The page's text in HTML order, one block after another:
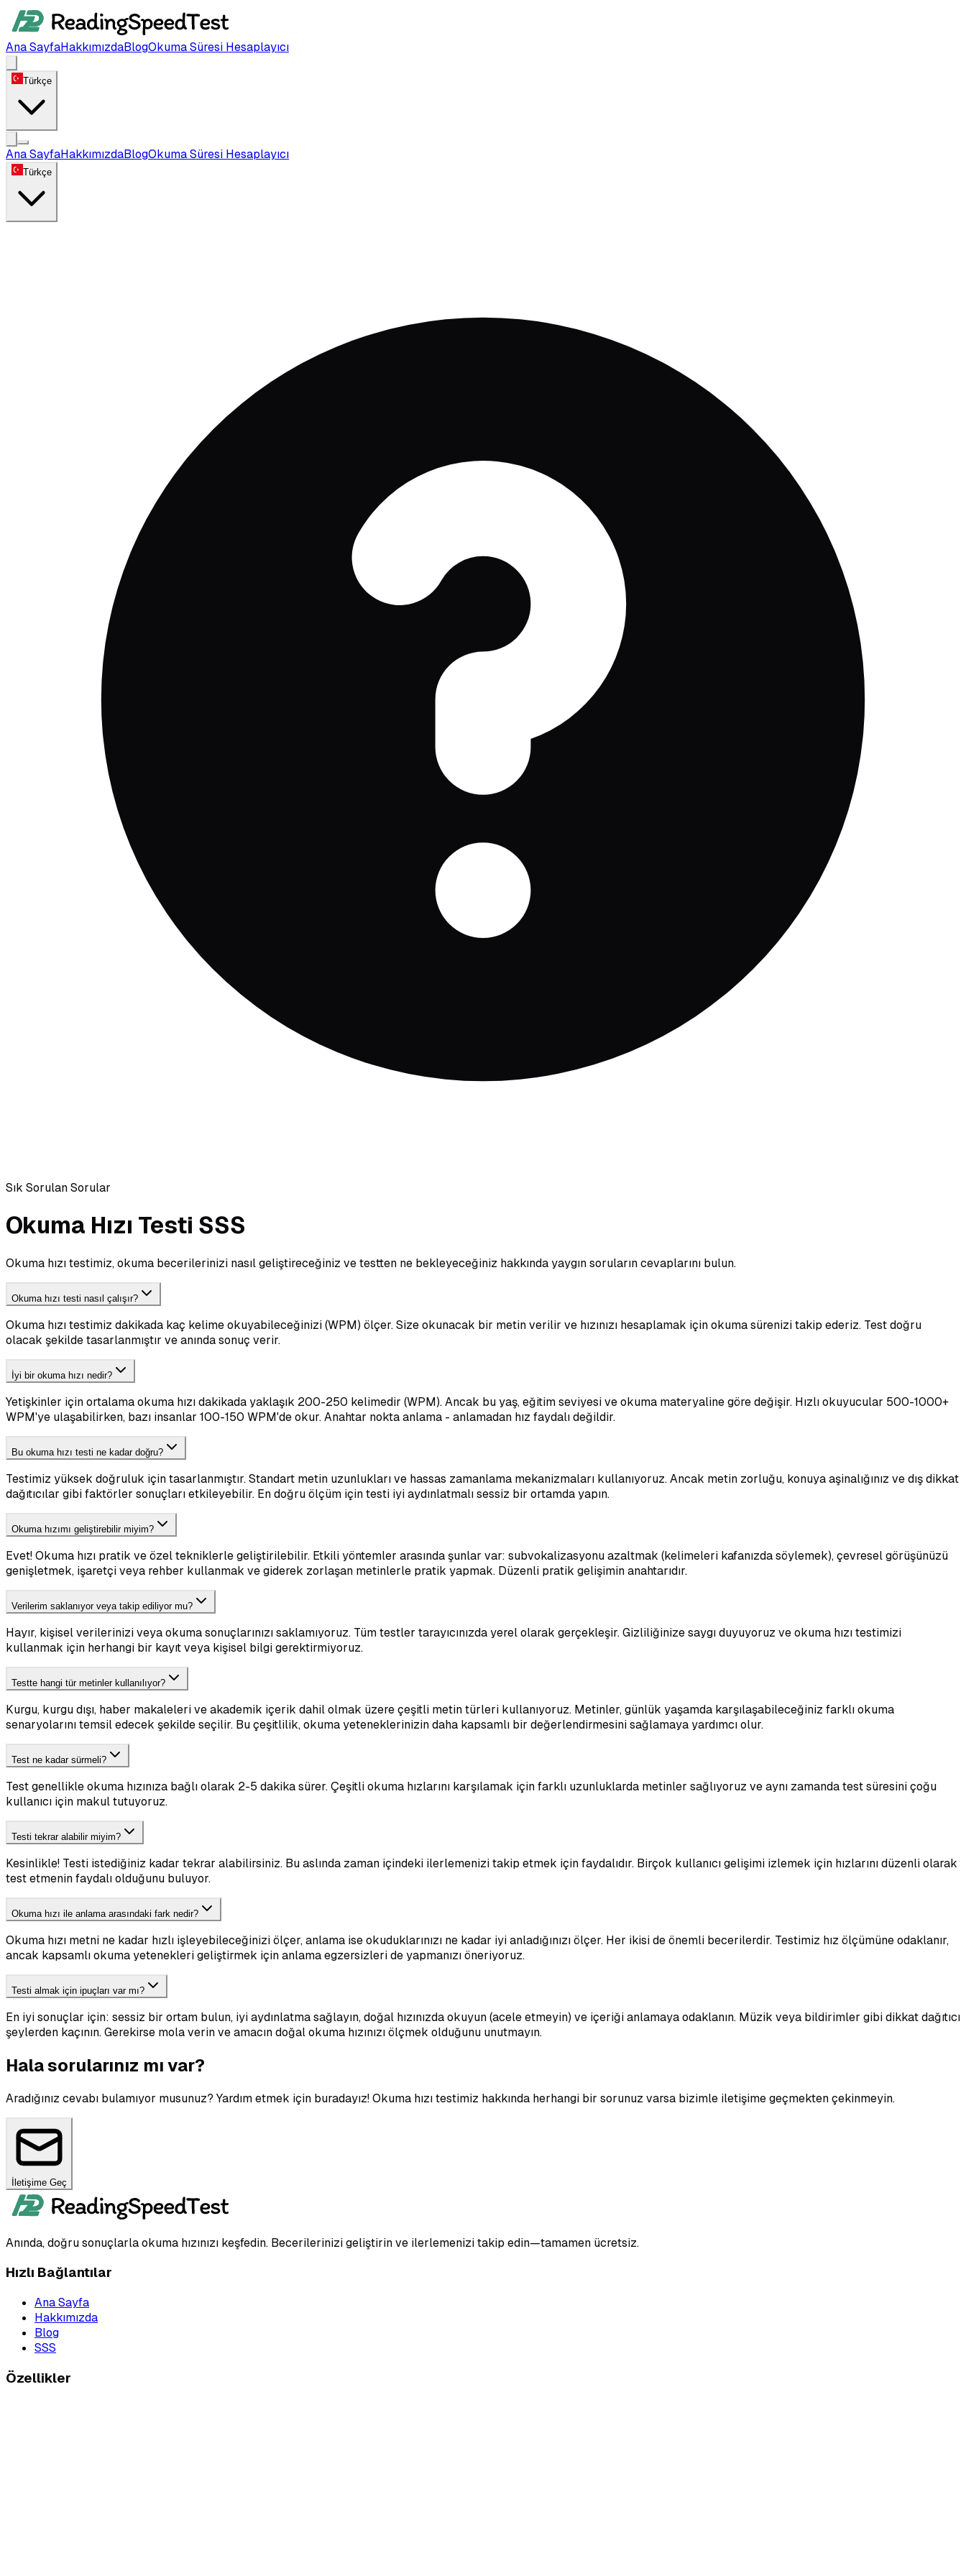
Ana SayfaHakkımızdaBlogOkuma Süresi Hesaplayıcı
Türkçe
Ana SayfaHakkımızdaBlogOkuma Süresi Hesaplayıcı
Türkçe
Sık Sorulan Sorular
Okuma Hızı Testi SSS
Okuma hızı testimiz, okuma becerilerinizi nasıl geliştireceğiniz ve testten ne bekleyeceğiniz hakkında yaygın soruların cevaplarını bulun.
Okuma hızı testi nasıl çalışır?
Okuma hızı testimiz dakikada kaç kelime okuyabileceğinizi (WPM) ölçer. Size okunacak bir metin verilir ve hızınızı hesaplamak için okuma sürenizi takip ederiz. Test doğru
olacak şekilde tasarlanmıştır ve anında sonuç verir.
İyi bir okuma hızı nedir?
Yetişkinler için ortalama okuma hızı dakikada yaklaşık 200-250 kelimedir (WPM). Ancak bu yaş, eğitim seviyesi ve okuma materyaline göre değişir. Hızlı okuyucular 500-1000+
WPM'ye ulaşabilirken, bazı insanlar 100-150 WPM'de okur. Anahtar nokta anlama - anlamadan hız faydalı değildir.
Bu okuma hızı testi ne kadar doğru?
Testimiz yüksek doğruluk için tasarlanmıştır. Standart metin uzunlukları ve hassas zamanlama mekanizmaları kullanıyoruz. Ancak metin zorluğu, konuya aşinalığınız ve dış dikkat
dağıtıcılar gibi faktörler sonuçları etkileyebilir. En doğru ölçüm için testi iyi aydınlatmalı sessiz bir ortamda yapın.
Okuma hızımı geliştirebilir miyim?
Evet! Okuma hızı pratik ve özel tekniklerle geliştirilebilir. Etkili yöntemler arasında şunlar var: subvokalizasyonu azaltmak (kelimeleri kafanızda söylemek), çevresel görüşünüzü
genişletmek, işaretçi veya rehber kullanmak ve giderek zorlaşan metinlerle pratik yapmak. Düzenli pratik gelişimin anahtarıdır.
Verilerim saklanıyor veya takip ediliyor mu?
Hayır, kişisel verilerinizi veya okuma sonuçlarınızı saklamıyoruz. Tüm testler tarayıcınızda yerel olarak gerçekleşir. Gizliliğinize saygı duyuyoruz ve okuma hızı testimizi
kullanmak için herhangi bir kayıt veya kişisel bilgi gerektirmiyoruz.
Testte hangi tür metinler kullanılıyor?
Kurgu, kurgu dışı, haber makaleleri ve akademik içerik dahil olmak üzere çeşitli metin türleri kullanıyoruz. Metinler, günlük yaşamda karşılaşabileceğiniz farklı okuma
senaryolarını temsil edecek şekilde seçilir. Bu çeşitlilik, okuma yeteneklerinizin daha kapsamlı bir değerlendirmesini sağlamaya yardımcı olur.
Test ne kadar sürmeli?
Test genellikle okuma hızınıza bağlı olarak 2-5 dakika sürer. Çeşitli okuma hızlarını karşılamak için farklı uzunluklarda metinler sağlıyoruz ve aynı zamanda test süresini çoğu
kullanıcı için makul tutuyoruz.
Testi tekrar alabilir miyim?
Kesinlikle! Testi istediğiniz kadar tekrar alabilirsiniz. Bu aslında zaman içindeki ilerlemenizi takip etmek için faydalıdır. Birçok kullanıcı gelişimi izlemek için hızlarını düzenli olarak
test etmenin faydalı olduğunu buluyor.
Okuma hızı ile anlama arasındaki fark nedir?
Okuma hızı metni ne kadar hızlı işleyebileceğinizi ölçer, anlama ise okuduklarınızı ne kadar iyi anladığınızı ölçer. Her ikisi de önemli becerilerdir. Testimiz hız ölçümüne odaklanır,
ancak kapsamlı okuma yetenekleri geliştirmek için anlama egzersizleri de yapmanızı öneriyoruz.
Testi almak için ipuçları var mı?
En iyi sonuçlar için: sessiz bir ortam bulun, iyi aydınlatma sağlayın, doğal hızınızda okuyun (acele etmeyin) ve içeriği anlamaya odaklanın. Müzik veya bildirimler gibi dikkat dağıtıcı
şeylerden kaçının. Gerekirse mola verin ve amacın doğal okuma hızınızı ölçmek olduğunu unutmayın.
Hala sorularınız mı var?
Aradığınız cevabı bulamıyor musunuz? Yardım etmek için buradayız! Okuma hızı testimiz hakkında herhangi bir sorunuz varsa bizimle iletişime geçmekten çekinmeyin.
İletişime Geç
Anında, doğru sonuçlarla okuma hızınızı keşfedin. Becerilerinizi geliştirin ve ilerlemenizi takip edin—tamamen ücretsiz.
Hızlı Bağlantılar
Ana Sayfa
Hakkımızda
Blog
SSS
Özellikler